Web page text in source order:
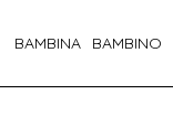
BAMBINA BAMBINO